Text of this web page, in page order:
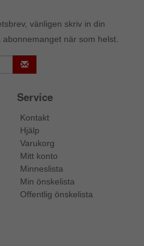
vänligen skriv in din
när som helst.
Service
Kontakt
Hjälp
Varukorg
Mitt konto
Minneslista
Min önskelista
Offentlig önskelista